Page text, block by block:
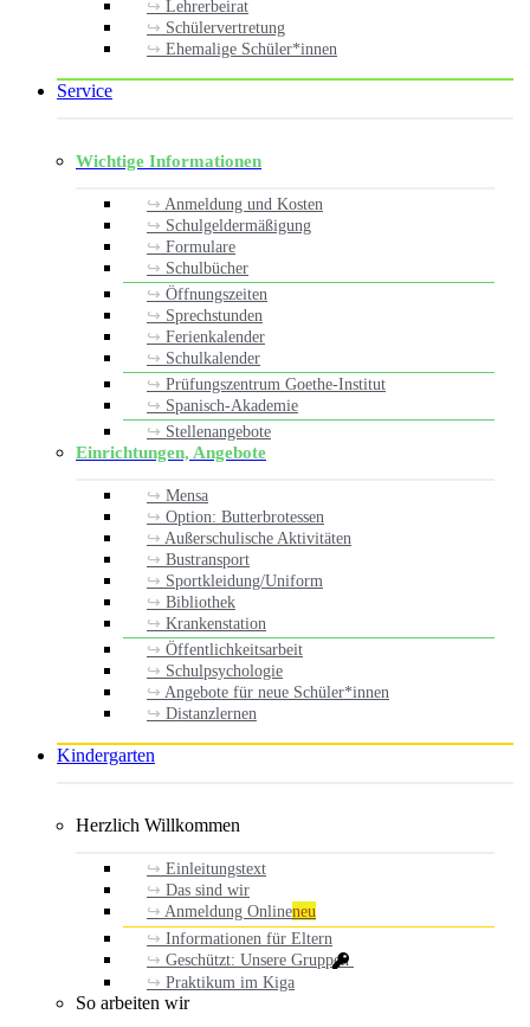
Lehrerbeirat
Schülervertretung
Ehemalige Schüler*innen
Service
Wichtige Informationen
Anmeldung und Kosten
Schulgeldermäßigung
Formulare
Schulbücher
Öffnungszeiten
Sprechstunden
Ferienkalender
Schulkalender
Prüfungszentrum Goethe-Institut
Spanisch-Akademie
Stellenangebote
Einrichtungen, Angebote
Mensa
Option: Butterbrotessen
Außerschulische Aktivitäten
Bustransport
Sportkleidung/Uniform
Bibliothek
Krankenstation
Öffentlichkeitsarbeit
Schulpsychologie
Angebote für neue Schüler*innen
Distanzlernen
Kindergarten
Herzlich Willkommen
Einleitungstext
Das sind wir
Anmeldung Onlineneu
Informationen für Eltern
Geschützt: Unsere Gruppen
Praktikum im Kiga
So arbeiten wir